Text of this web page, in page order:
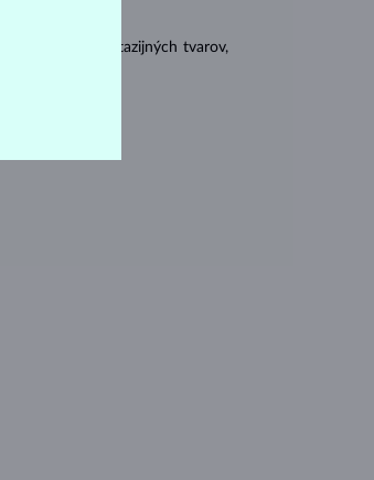
tzv. fantazijných tvarov,